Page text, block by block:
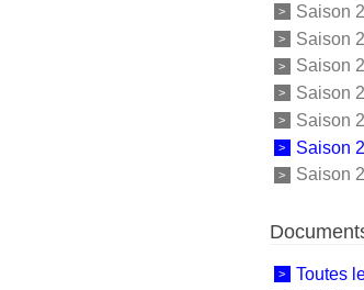
Saison
Saison
Saison
Saison
Saison
Saison
Saison
Toutes